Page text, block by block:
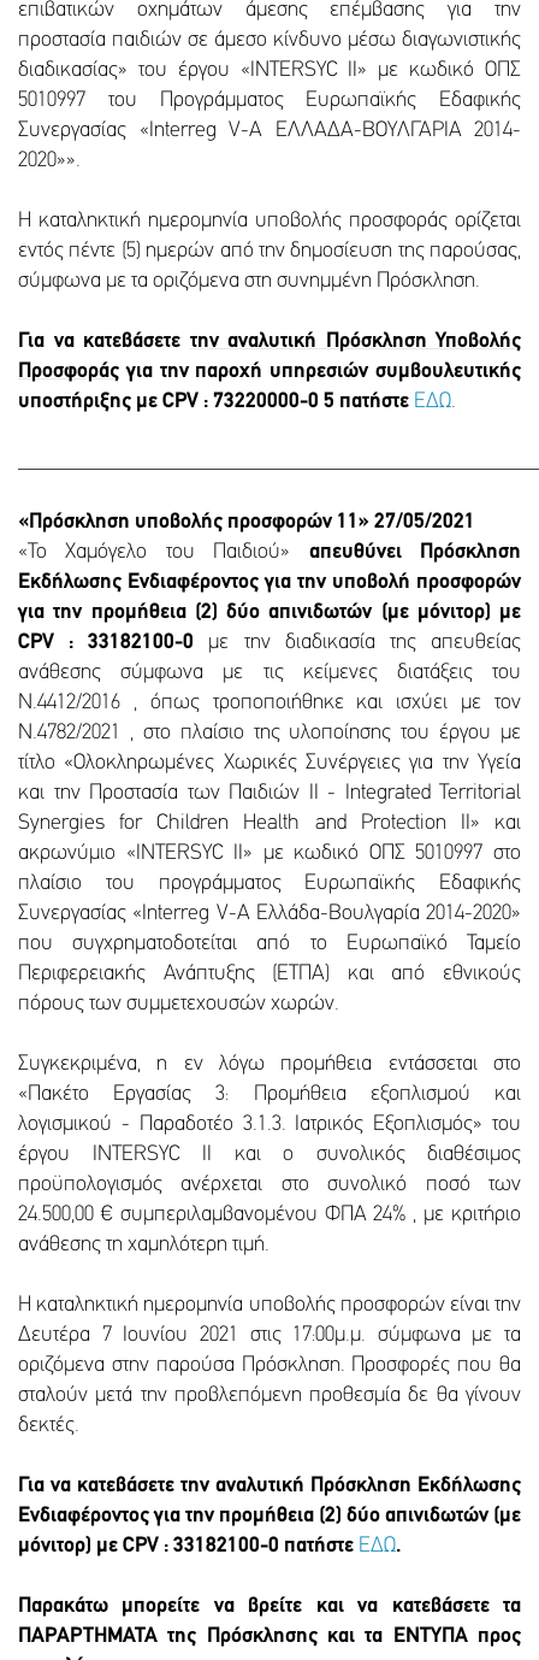
επιβατικών οχημάτων άμεσης επέμβασης για την
προστασία παιδιών σε άμεσο κίνδυνο μέσω διαγωνιστικής
διαδικασίας» του έργου «INTERSYC II» με κωδικό ΟΠΣ
5010997 του Προγράμματος Ευρωπαϊκής Εδαφικής
Συνεργασίας «Interreg V-A ΕΛΛΑΔΑ-ΒΟΥΛΓΑΡΙΑ 2014-
2020»».
Η καταληκτική ημερομηνία υποβολής προσφοράς ορίζεται
εντός πέντε (5) ημερών από την δημοσίευση της παρούσας,
σύμφωνα με τα οριζόμενα στη συνημμένη Πρόσκληση.
Για να κατεβάσετε την αναλυτική Πρόσκληση Υποβολής
Προσφοράς για την παροχή υπηρεσιών συμβουλευτικής
υποστήριξης με CPV : 73220000-0 5 πατήστε ΕΔΩ.
«Πρόσκληση υποβολής προσφορών 11» 27/05/2021
«Το Χαμόγελο του Παιδιού» απευθύνει Πρόσκληση
Εκδήλωσης Ενδιαφέροντος για την υποβολή προσφορών
για την προμήθεια (2) δύο απινιδωτών (με μόνιτορ) με
CPV : 33182100-0 με την διαδικασία της απευθείας
ανάθεσης σύμφωνα με τις κείμενες διατάξεις του
Ν.4412/2016 , όπως τροποποιήθηκε και ισχύει με τον
Ν.4782/2021 , στο πλαίσιο της υλοποίησης του έργου με
τίτλο «Ολοκληρωμένες Χωρικές Συνέργειες για την Υγεία
και την Προστασία των Παιδιών II - Integrated Territorial
Synergies for Children Health and Protection II» και
ακρωνύμιο «INTERSYC II» με κωδικό ΟΠΣ 5010997 στο
πλαίσιο του προγράμματος Ευρωπαϊκής Εδαφικής
Συνεργασίας «Interreg V-A Ελλάδα-Βουλγαρία 2014-2020»
που συγχρηματοδοτείται από το Ευρωπαϊκό Ταμείο
Περιφερειακής Ανάπτυξης (ΕΤΠΑ) και από εθνικούς
πόρους των συμμετεχουσών χωρών.
Συγκεκριμένα, η εν λόγω προμήθεια εντάσσεται στο
«Πακέτο Εργασίας 3: Προμήθεια εξοπλισμού και
λογισμικού - Παραδοτέο 3.1.3. Ιατρικός Εξοπλισμός» του
έργου ΙΝΤΕRSYC II και ο συνολικός διαθέσιμος
προϋπολογισμός ανέρχεται στο συνολικό ποσό των
24.500,00 € συμπεριλαμβανομένου ΦΠΑ 24% , με κριτήριο
ανάθεσης τη χαμηλότερη τιμή.
Η καταληκτική ημερομηνία υποβολής προσφορών είναι την
Δευτέρα 7 Ιουνίου 2021 στις 17:00μ.μ. σύμφωνα με τα
οριζόμενα στην παρούσα Πρόσκληση. Προσφορές που θα
σταλούν μετά την προβλεπόμενη προθεσμία δε θα γίνουν
δεκτές.
Για να κατεβάσετε την αναλυτική Πρόσκληση Εκδήλωσης
Ενδιαφέροντος για την προμήθεια (2) δύο απινιδωτών (με
μόνιτορ) με CPV : 33182100-0 πατήστε ΕΔΩ.
Παρακάτω μπορείτε να βρείτε και να κατεβάσετε τα
ΠΑΡΑΡΤΗΜΑΤΑ της Πρόσκλησης και τα ΕΝΤΥΠΑ προς